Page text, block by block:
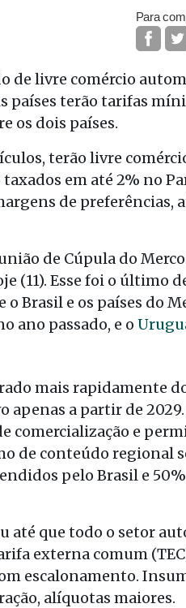
Para
de livre comércio
países terão tarifas
os dois países.
terão livre
em até 2% no
de preferências,
de Cúpula do
(11). Esse foi o último
Brasil e os países do
ano passado, e o
mais rapidamente
a partir de
comercialização e
de conteúdo regional
pelo Brasil e
até que todo o setor
externa comum
escalonamento.
alíquotas maiores.